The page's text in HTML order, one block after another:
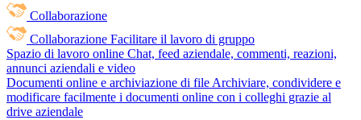
Collaborazione
Collaborazione Facilitare il lavoro di gruppo
Spazio di lavoro online Chat, feed aziendale, commenti, reazioni,
annunci aziendali e video
Documenti online e archiviazione di file Archiviare, condividere e
modificare facilmente i documenti online con i colleghi grazie al
drive aziendale